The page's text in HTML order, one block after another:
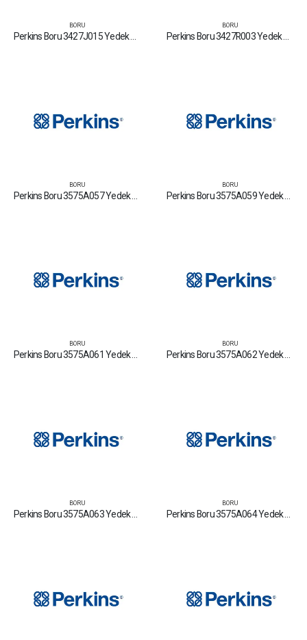
BORU
Perkins Boru 3427J015 Yedek Parça Fiyat Tamir Bakım Satan Firmalar
BORU
Perkins Boru 3427R003 Yedek Parça Fiyat Tamir Bakım Satan Firmalar
BORU BORU
BORU
Perkins Boru 3575A061 Yedek Parça Fiyat Tamir Bakım Satan Firmalar
BORU
Perkins Boru 3575A062 Yedek Parça Fiyat Tamir Bakım Satan Firmalar
BORU BORU